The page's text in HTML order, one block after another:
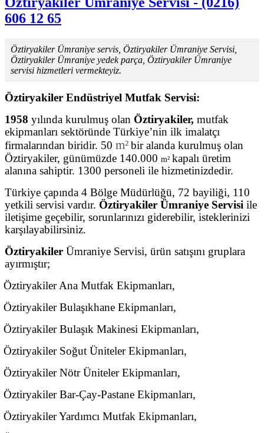
606 12 65
Öztiryakiler Ümraniye servis, Öztiryakiler Ümraniye Servisi,
Öztiryakiler Ümraniye yedek parça, Öztiryakiler Ümraniye
servisi hizmetleri vermekteyiz.
Öztiryakiler Endüstriyel Mutfak Servisi:
1958 yılında kurulmuş olan Öztiryakiler, mutfak
ekipmanları sektöründe Türkiye’nin ilk imalatçı
firmalarından biridir. 50 m²bir alanda kurulmuş olan
Öztiryakiler, günümüzde 140.000 m² kapalı üretim
alanına sahiptir. 1300 personeli ile hizmetinizdedir.
Türkiye çapında 4 Bölge Müdürlüğü, 72 bayiliği, 110
yetkili servisi vardır. Öztiryakiler Ümraniye Servisi ile
iletişime geçebilir, sorunlarınızı giderebilir, isteklerinizi
karşılayabilirsiniz.
Öztiryakiler Ümraniye Servisi, ürün satışını gruplara
ayırmıştır;
Öztiryakiler Ana Mutfak Ekipmanları,
Öztiryakiler Bulaşıkhane Ekipmanları,
Öztiryakiler Bulaşık Makinesi Ekipmanları,
Öztiryakiler Soğut Üniteler Ekipmanları,
Öztiryakiler Nötr Üniteler Ekipmanları,
Öztiryakiler Bar-Çay-Pastane Ekipmanları,
Öztiryakiler Yardımcı Mutfak Ekipmanları,